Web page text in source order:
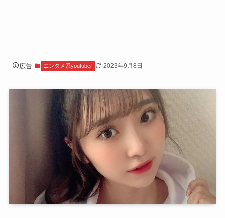
広告 エンタメ系youtuber 2023年9月8日